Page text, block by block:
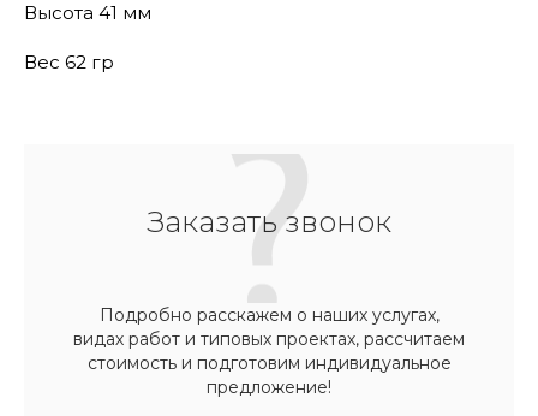
Высота 41 мм
Вес 62 гр
Заказать звонок
Подробно расскажем о наших услугах,
видах работ и типовых проектах, рассчитаем
стоимость и подготовим индивидуальное
предложение!